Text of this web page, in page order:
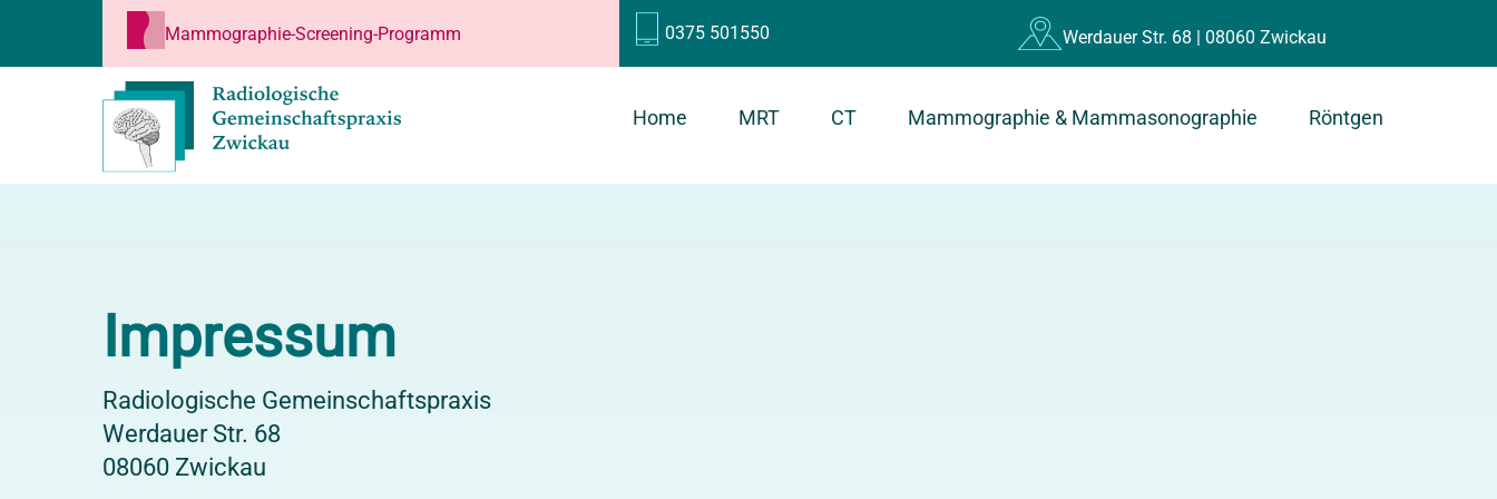
Mammographie-Screening-Programm 0375 501550 Werdauer Str. 68 | 08060 Zwickau
Home MRT CT Mammographie & Mammasonographie Röntgen
Impressum
Radiologische Gemeinschaftspraxis
Werdauer Str. 68
08060 Zwickau